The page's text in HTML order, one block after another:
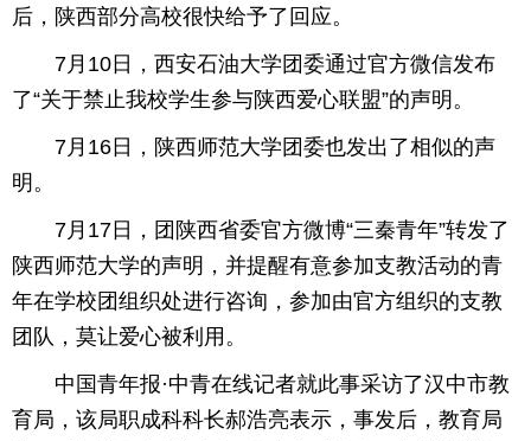
后，陕西部分高校很快给予了回应。
7月10日，西安石油大学团委通过官方微信发布
了“关于禁止我校学生参与陕西爱心联盟”的声明。
7月16日，陕西师范大学团委也发出了相似的声
明。
7月17日，团陕西省委官方微博“三秦青年”转发了
陕西师范大学的声明，并提醒有意参加支教活动的青
年在学校团组织处进行咨询，参加由官方组织的支教
团队，莫让爱心被利用。
中国青年报·中青在线记者就此事采访了汉中市教
育局，该局职成科科长郝浩亮表示，事发后，教育局